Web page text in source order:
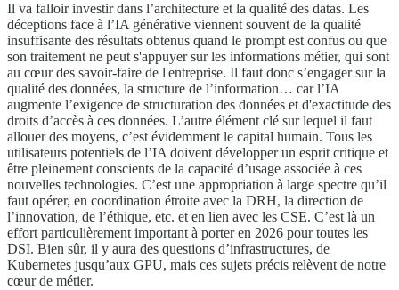
Il va falloir investir dans l’architecture et la qualité des datas. Les
déceptions face à l’IA générative viennent souvent de la qualité
insuffisante des résultats obtenus quand le prompt est confus ou que
son traitement ne peut s'appuyer sur les informations métier, qui sont
au cœur des savoir-faire de l'entreprise. Il faut donc s’engager sur la
qualité des données, la structure de l’information… car l’IA
augmente l’exigence de structuration des données et d'exactitude des
droits d’accès à ces données. L’autre élément clé sur lequel il faut
allouer des moyens, c’est évidemment le capital humain. Tous les
utilisateurs potentiels de l’IA doivent développer un esprit critique et
être pleinement conscients de la capacité d’usage associée à ces
nouvelles technologies. C’est une appropriation à large spectre qu’il
faut opérer, en coordination étroite avec la DRH, la direction de
l’innovation, de l’éthique, etc. et en lien avec les CSE. C’est là un
effort particulièrement important à porter en 2026 pour toutes les
DSI. Bien sûr, il y aura des questions d’infrastructures, de
Kubernetes jusqu’aux GPU, mais ces sujets précis relèvent de notre
cœur de métier.